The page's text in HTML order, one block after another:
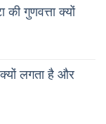
की गुणवत्ता क्यों
लगता है और